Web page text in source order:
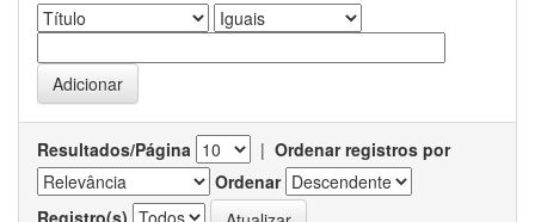
Resultados/Página | Ordenar registros por
Ordenar
Registro(s)